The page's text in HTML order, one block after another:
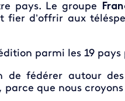
pays. Le groupe
fier d’offrir aux
parmi les 19
de fédérer autour
parce que nous